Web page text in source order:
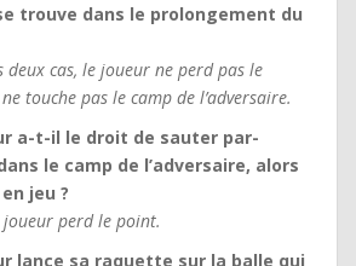
trouve dans le prolongement du
deux cas, le joueur ne perd pas le
touche pas le camp de l’adversaire.
a-t-il le droit de sauter par-
le camp de l’adversaire, alors
jeu ?
joueur perd le point.
lance sa raquette sur la balle qui